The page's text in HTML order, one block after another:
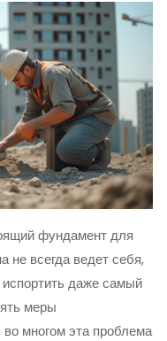
фундамент для
не всегда ведет себя,
даже самый
меры
многом эта проблема